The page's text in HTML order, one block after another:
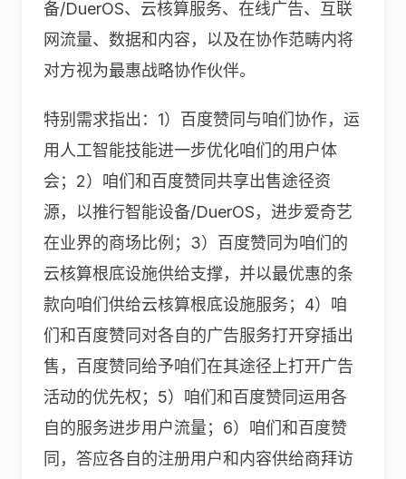
备/DuerOS、云核算服务、在线广告、互联
网流量、数据和内容，以及在协作范畴内将
对方视为最惠战略协作伙伴。
特别需求指出：1）百度赞同与咱们协作，运
用人工智能技能进一步优化咱们的用户体
会；2）咱们和百度赞同共享出售途径资
源，以推行智能设备/DuerOS，进步爱奇艺
在业界的商场比例；3）百度赞同为咱们的
云核算根底设施供给支撑，并以最优惠的条
款向咱们供给云核算根底设施服务；4）咱
们和百度赞同对各自的广告服务打开穿插出
售，百度赞同给予咱们在其途径上打开广告
活动的优先权；5）咱们和百度赞同运用各
自的服务进步用户流量；6）咱们和百度赞
同，答应各自的注册用户和内容供给商拜访